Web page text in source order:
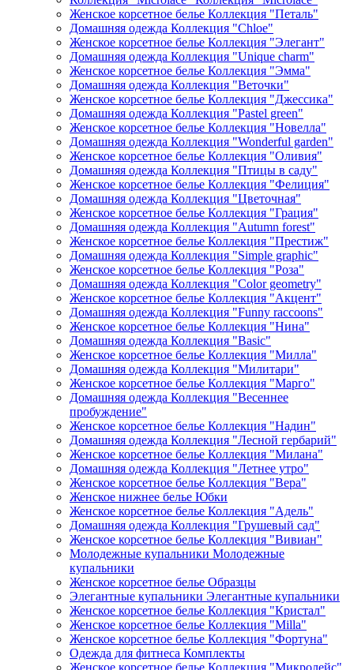
Женское корсетное белье Коллекция "Петаль"
Домашняя одежда Коллекция "Chloe"
Женское корсетное белье Коллекция "Элегант"
Домашняя одежда Коллекция "Unique charm"
Женское корсетное белье Коллекция "Эмма"
Домашняя одежда Коллекция "Веточки"
Женское корсетное белье Коллекция "Джессика"
Домашняя одежда Коллекция "Pastel green"
Женское корсетное белье Коллекция "Новелла"
Домашняя одежда Коллекция "Wonderful garden"
Женское корсетное белье Коллекция "Оливия"
Домашняя одежда Коллекция "Птицы в саду"
Женское корсетное белье Коллекция "Фелиция"
Домашняя одежда Коллекция "Цветочная"
Женское корсетное белье Коллекция "Грация"
Домашняя одежда Коллекция "Autumn forest"
Женское корсетное белье Коллекция "Престиж"
Домашняя одежда Коллекция "Simple graphic"
Женское корсетное белье Коллекция "Роза"
Домашняя одежда Коллекция "Color geometry"
Женское корсетное белье Коллекция "Акцент"
Домашняя одежда Коллекция "Funny raccoons"
Женское корсетное белье Коллекция "Нина"
Домашняя одежда Коллекция "Basic"
Женское корсетное белье Коллекция "Милла"
Домашняя одежда Коллекция "Милитари"
Женское корсетное белье Коллекция "Марго"
Домашняя одежда Коллекция "Весеннее
пробуждение"
Женское корсетное белье Коллекция "Надин"
Домашняя одежда Коллекция "Лесной гербарий"
Женское корсетное белье Коллекция "Милана"
Домашняя одежда Коллекция "Летнее утро"
Женское корсетное белье Коллекция "Вера"
Женское нижнее белье Юбки
Женское корсетное белье Коллекция "Адель"
Домашняя одежда Коллекция "Грушевый сад"
Женское корсетное белье Коллекция "Вивиан"
Молодежные купальники Молодежные
купальники
Женское корсетное белье Образцы
Элегантные купальники Элегантные купальники
Женское корсетное белье Коллекция "Кристал"
Женское корсетное белье Коллекция "Milla"
Женское корсетное белье Коллекция "Фортуна"
Одежда для фитнеса Комплекты
Женское корсетное белье Коллекция "Микролейс"